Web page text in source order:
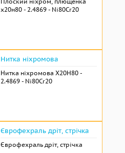
х20н80 - 2.4869 - Ni80Cr20
Нитка ніхромова
Нитка ніхромова Х20Н80 -
2.4869 - Ni80Cr20
Єврофехраль дріт, стрічка
Єврофехраль дріт, стрічка